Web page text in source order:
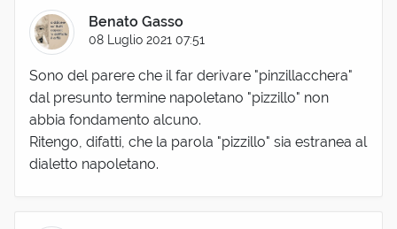
Benato Gasso
08 Luglio 2021 07:51
Sono del parere che il far derivare "pinzillacchera"
dal presunto termine napoletano "pizzillo" non
abbia fondamento alcuno.
Ritengo, difatti, che la parola "pizzillo" sia estranea al
dialetto napoletano.